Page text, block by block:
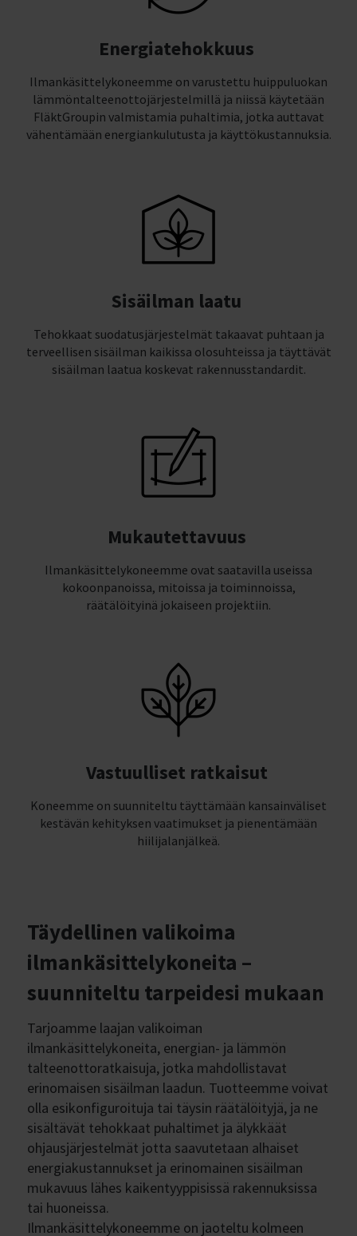
Energiatehokkuus
Ilmankäsittelykoneemme on varustettu huippuluokan
lämmöntalteenottojärjestelmillä ja niissä käytetään
FläktGroupin valmistamia puhaltimia, jotka auttavat
vähentämään energiankulutusta ja käyttökustannuksia.
Sisäilman laatu
Tehokkaat suodatusjärjestelmät takaavat puhtaan ja
terveellisen sisäilman kaikissa olosuhteissa ja täyttävät
sisäilman laatua koskevat rakennusstandardit.
Mukautettavuus
Ilmankäsittelykoneemme ovat saatavilla useissa
kokoonpanoissa, mitoissa ja toiminnoissa,
räätälöityinä jokaiseen projektiin.
Vastuulliset ratkaisut
Koneemme on suunniteltu täyttämään kansainväliset
kestävän kehityksen vaatimukset ja pienentämään
hiilijalanjälkeä.
Täydellinen valikoima
ilmankäsittelykoneita –
suunniteltu tarpeidesi mukaan
Tarjoamme laajan valikoiman
ilmankäsittelykoneita, energian- ja lämmön
talteenottoratkaisuja, jotka mahdollistavat
erinomaisen sisäilman laadun. Tuotteemme voivat
olla esikonfiguroituja tai täysin räätälöityjä, ja ne
sisältävät tehokkaat puhaltimet ja älykkäät
ohjausjärjestelmät jotta saavutetaan alhaiset
energiakustannukset ja erinomainen sisäilman
mukavuus lähes kaikentyyppisissä rakennuksissa
tai huoneissa.
Ilmankäsittelykoneemme on jaoteltu kolmeen